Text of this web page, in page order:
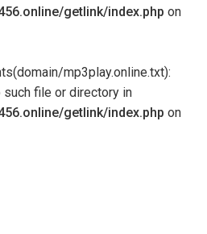
getlink/index.php on
mp3play.online.txt):
file or directory in
getlink/index.php on